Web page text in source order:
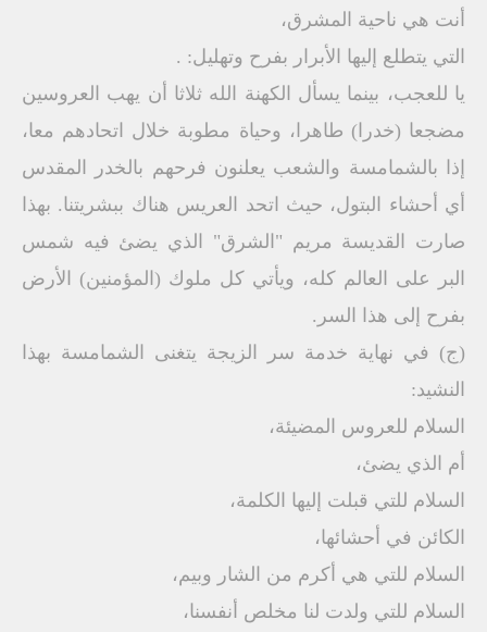
أنت هي ناحية المشرق،
التي يتطلع إليها الأبرار بفرح وتهليل: .
يا للعجب، بينما يسأل الكهنة الله ثلاثا أن يهب العروسين
مضجعا (خدرا) طاهرا، وحياة مطوبة خلال اتحادهم معا،
إذا بالشمامسة والشعب يعلنون فرحهم بالخدر المقدس
أي أحشاء البتول، حيث اتحد العريس هناك ببشريتنا. بهذا
صارت القديسة مريم "الشرق" الذي يضئ فيه شمس
البر على العالم كله، ويأتي كل ملوك (المؤمنين) الأرض
بفرح إلى هذا السر.
(ج) في نهاية خدمة سر الزيجة يتغنى الشمامسة بهذا
النشيد:
السلام للعروس المضيئة،
أم الذي يضئ،
السلام للتي قبلت إليها الكلمة،
الكائن في أحشائها،
السلام للتي هي أكرم من الشار وبيم،
السلام للتي ولدت لنا مخلص أنفسنا،